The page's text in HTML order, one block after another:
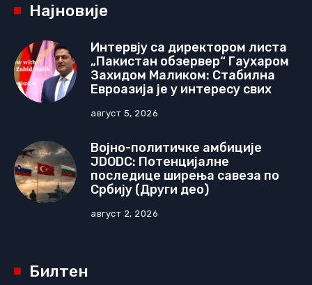
Најновије
Интервју са директором листа
„Пакистан обзервер“ Гаухаром
Захидом Маликом: Стабилна
Евроазија је у интересу свих
август 5, 2026
Војно-политичке амбиције
JDODC: Потенцијалне
последице ширења савеза по
Србију (Други део)
август 2, 2026
Билтен